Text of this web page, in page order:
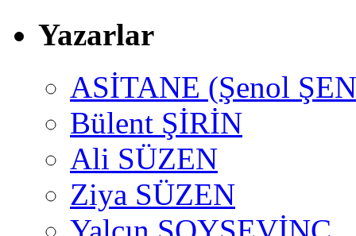
Yazarlar
ASİTANE (Şenol
Bülent ŞİRİN
Ali SÜZEN
Ziya SÜZEN